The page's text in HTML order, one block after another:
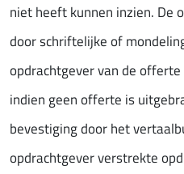
niet heeft kunnen inzien. De
door schriftelijke of
opdrachtgever van de
indien geen offerte is
bevestiging door het
opdrachtgever verstrekte